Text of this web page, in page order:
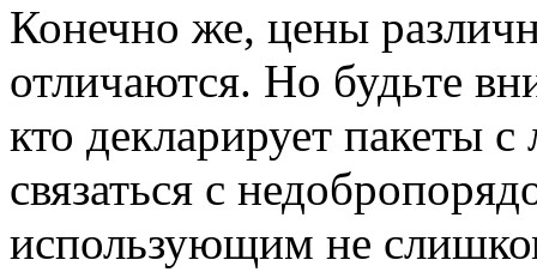
Конечно же, цены
отличаются. Но будьте
кто декларирует пакеты
связаться с
использующим не